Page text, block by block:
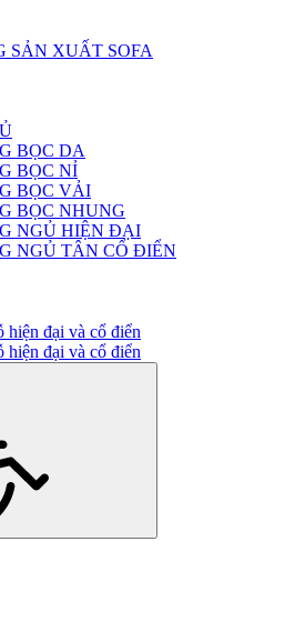
SẢN XUẤT SOFA
BỌC DA
BỌC NỈ
BỌC VẢI
BỌC NHUNG
NGỦ HIỆN ĐẠI
NGỦ TÂN CỔ ĐIỂN